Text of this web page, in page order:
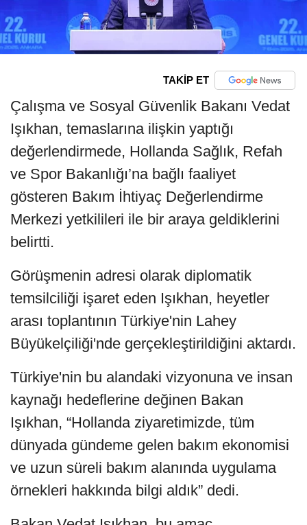
TAKİP ET
Çalışma ve Sosyal Güvenlik Bakanı Vedat
Işıkhan, temaslarına ilişkin yaptığı
değerlendirmede, Hollanda Sağlık, Refah
ve Spor Bakanlığı’na bağlı faaliyet
gösteren Bakım İhtiyaç Değerlendirme
Merkezi yetkilileri ile bir araya geldiklerini
belirtti.
Görüşmenin adresi olarak diplomatik
temsilciliği işaret eden Işıkhan, heyetler
arası toplantının Türkiye'nin Lahey
Büyükelçiliği'nde gerçekleştirildiğini aktardı.
Türkiye'nin bu alandaki vizyonuna ve insan
kaynağı hedeflerine değinen Bakan
Işıkhan, “Hollanda ziyaretimizde, tüm
dünyada gündeme gelen bakım ekonomisi
ve uzun süreli bakım alanında uygulama
örnekleri hakkında bilgi aldık” dedi.